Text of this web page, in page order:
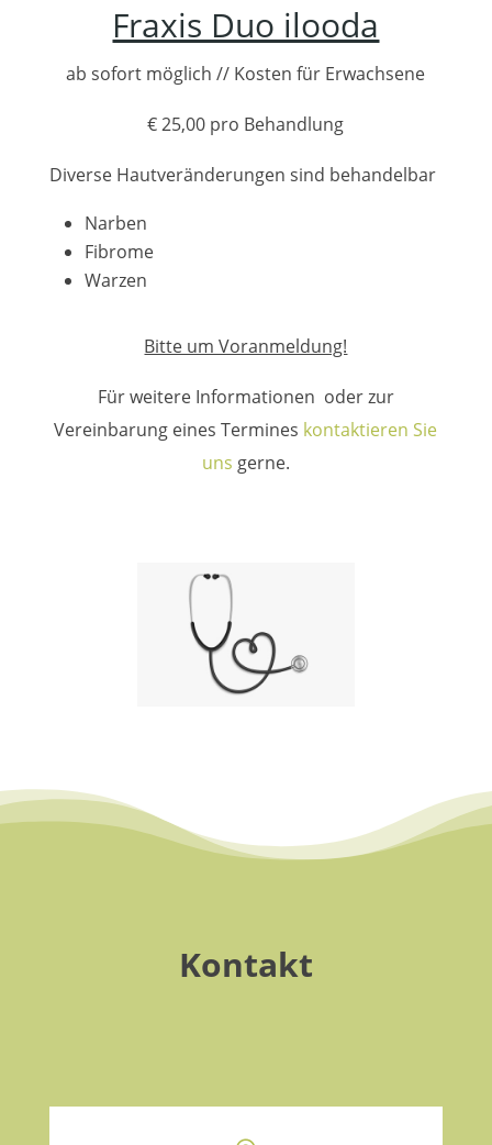
Fraxis Duo ilooda
ab sofort möglich // Kosten für Erwachsene
€ 25,00 pro Behandlung
Diverse Hautveränderungen sind behandelbar
Narben
Fibrome
Warzen
Bitte um Voranmeldung!
Für weitere Informationen oder zur
Vereinbarung eines Termines kontaktieren Sie
uns gerne.
Kontakt